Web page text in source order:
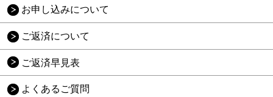
お申し込みについて
ご返済について
ご返済早見表
よくあるご質問